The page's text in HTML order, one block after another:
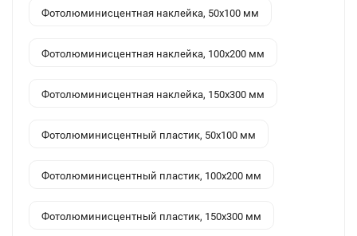
Фотолюминисцентная наклейка, 50x100 мм
Фотолюминисцентная наклейка, 100x200 мм
Фотолюминисцентная наклейка, 150x300 мм
Фотолюминисцентный пластик, 50x100 мм
Фотолюминисцентный пластик, 100x200 мм
Фотолюминисцентный пластик, 150x300 мм